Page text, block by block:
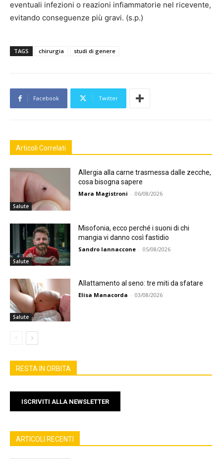
eventuali infezioni o reazioni infiammatorie nel ricevente,
evitando conseguenze più gravi. (s.p.)
TAGS chirurgia studi di genere
Facebook Twitter
Articoli Correlati
Salute
Allergia alla carne trasmessa dalle zecche,
cosa bisogna sapere
Mara Magistroni - 06/08/2026
Salute
Misofonia, ecco perché i suoni di chi
mangia vi danno così fastidio
Sandro Iannaccone - 05/08/2026
Salute
Allattamento al seno: tre miti da sfatare
Elisa Manacorda - 03/08/2026
RESTA IN ORBITA
ISCRIVITI ALLA NEWSLETTER
ARTICOLI RECENTI